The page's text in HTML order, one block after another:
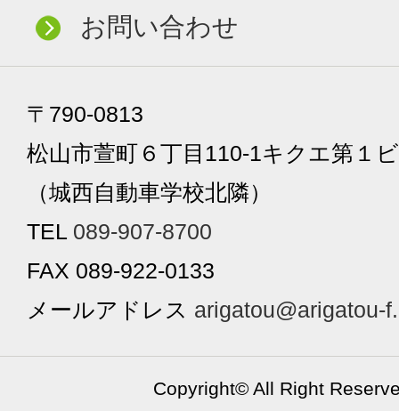
お問い合わせ
〒790-0813
松山市萱町６丁目110-1キクエ第１
（城西自動車学校北隣）
TEL 089-907-8700
FAX 089-922-0133
メールアドレス arigatou@arigatou-
Copyright© All Right